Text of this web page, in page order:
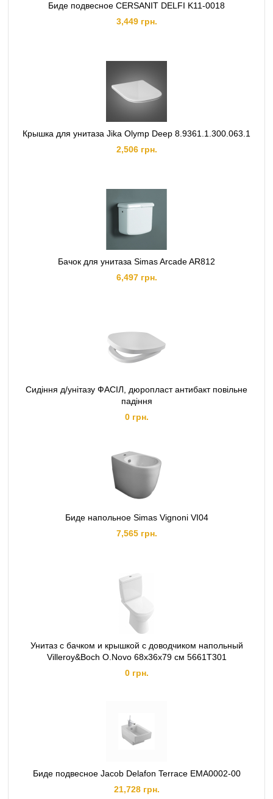
Биде подвесное CERSANIT DELFI K11-0018
3,449 грн.
Крышка для унитаза Jika Olymp Deep 8.9361.1.300.063.1
2,506 грн.
Бачок для унитаза Simas Arcade AR812
6,497 грн.
Сидіння д/унітазу ФАСІЛ, дюропласт антибакт повільне
падіння
0 грн.
Биде напольное Simas Vignoni VI04
7,565 грн.
Унитаз с бачком и крышкой с доводчиком напольный
Villeroy&Boch O.Novo 68х36x79 см 5661T301
0 грн.
Биде подвесное Jacob Delafon Terrace EMA0002-00
21,728 грн.